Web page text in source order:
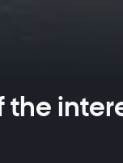
the